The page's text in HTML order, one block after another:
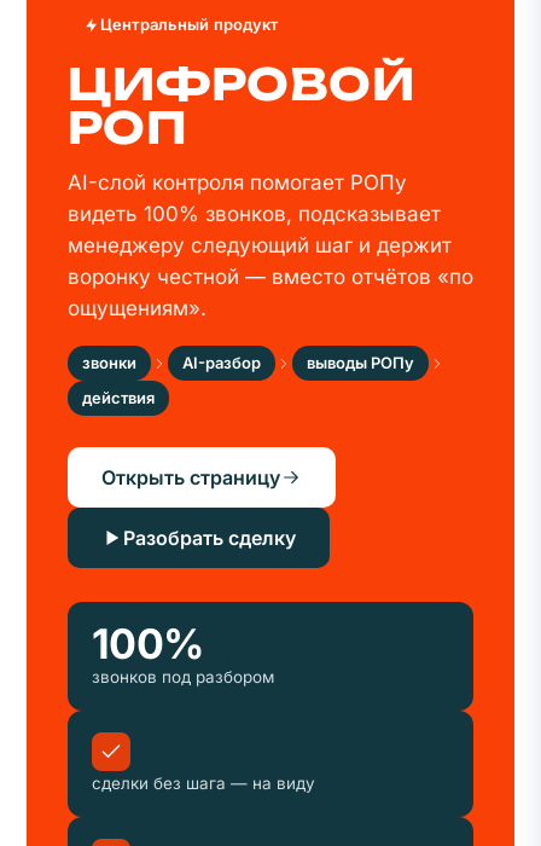
Центральный продукт
ЦИФРОВОЙ
РОП
AI-слой контроля помогает РОПу
видеть 100% звонков, подсказывает
менеджеру следующий шаг и держит
воронку честной — вместо отчётов «по
ощущениям».
звонки AI-разбор
выводы РОПу
действия
Открыть страницу
Разобрать сделку
100%
звонков под разбором
сделки без шага — на виду